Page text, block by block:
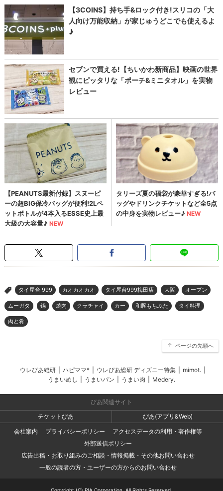
> タイ屋台 999 カオカオカオ タイ屋台999梅田店 大阪 オープン
ムーガタ 鍋 焼肉 クラチャイ カー 和豚もちぶた タイ料理
肉と肴
ページの先頭へ
ウレぴあ総研 ハピママ* ウレぴあ総研 ディズニー特集 mimot.
うまいめし
うまいパン うまい肉 Medery.
ぴあ関連サイト
チケットぴあ
ぴあ(アプリ&Web)
会社案内
プライバシーポリシー
アクセスデータの利用・著作権等
外部送信ポリシー
広告出稿・お取り組みのご相談・情報掲載・その他お問い合わせ
一般の読者の方・ユーザーの方からのお問い合わせ